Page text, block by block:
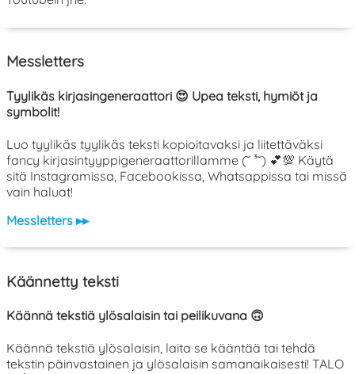
Messletters
Tyylikäs kirjasingeneraattori 😍 Upea teksti, hymiöt ja
symbolit!
Luo tyylikäs tyylikäs teksti kopioitavaksi ja liitettäväksi
fancy kirjasintyyppigeneraattorillamme (˘ ³˘) 💕💯 Käytä
sitä Instagramissa, Facebookissa, Whatsappissa tai missä
vain haluat!
Messletters ▸▸
Käännetty teksti
Käännä tekstiä ylösalaisin tai peilikuvana 🙃
Käännä tekstiä ylösalaisin, laita se kääntää tai tehdä
tekstin päinvastainen ja ylösalaisin samanaikaisesti! TALO